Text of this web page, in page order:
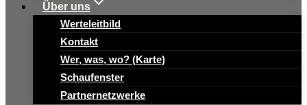
Über uns
Werteleitbild
Kontakt
Wer, was, wo? (Karte)
Schaufenster
Partnernetzwerke